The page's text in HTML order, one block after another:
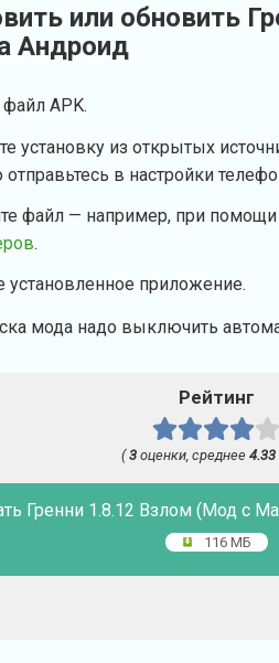
или обновить
Андроид
APK.
установку из открытых
отправьтесь в настройки
файл — например, при
.
установленное приложение.
мода надо выключить
Рейтинг
(3оценки, среднее 4.33
Гренни 1.8.12 Взлом (Мод с
116 МБ